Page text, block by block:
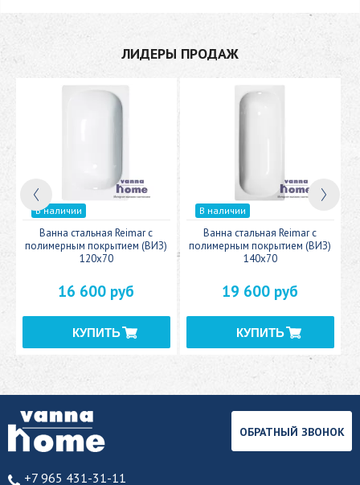
ЛИДЕРЫ ПРОДАЖ
В наличии
Ванна стальная Reimar с
полимерным покрытием (ВИЗ)
120x70
16 600 руб
В наличии
Ванна стальная Reimar с
полимерным покрытием (ВИЗ)
140x70
19 600 руб
+7 965 431-31-11
ОБРАТНЫЙ ЗВОНОК